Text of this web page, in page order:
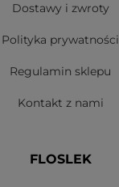
Dostawy i zwroty
Polityka prywatności
Regulamin sklepu
Kontakt z nami
FLOSLEK